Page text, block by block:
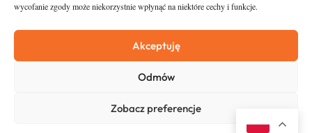
wycofanie zgody może niekorzystnie wpłynąć na niektóre cechy i funkcje.
Akceptuję
Odmów
Zobacz preferencje
Asfalt
O nas
Zostań Patronem
Kontakt